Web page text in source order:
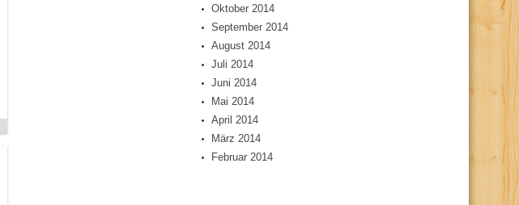
Oktober 2014
September 2014
August 2014
Juli 2014
Juni 2014
Mai 2014
April 2014
März 2014
Februar 2014